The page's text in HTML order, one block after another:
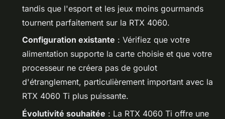
tandis que l'esport et les jeux moins gourmands
tournent parfaitement sur la RTX 4060.
Configuration existante : Vérifiez que votre
alimentation supporte la carte choisie et que votre
processeur ne créera pas de goulot
d'étranglement, particulièrement important avec la
RTX 4060 Ti plus puissante.
Évolutivité souhaitée : La RTX 4060 Ti offre une